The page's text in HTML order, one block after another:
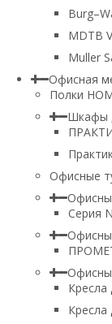
MDTB
Muller
Офисная
Полки
Шкафы
Офисные
Серия
Кресла
Кресла